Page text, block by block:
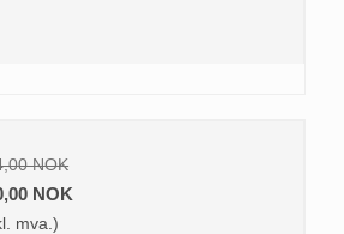
NOK
NOK
mva.)